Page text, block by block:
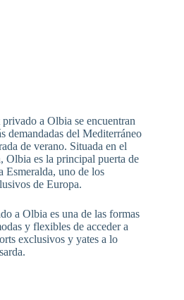
a Olbia se encuentran
demandadas del Mediterráneo
de verano. Situada en el
Olbia es la principal puerta de
Esmeralda, uno de los
de Europa.
a Olbia es una de las formas
y flexibles de acceder a
exclusivos y yates a lo